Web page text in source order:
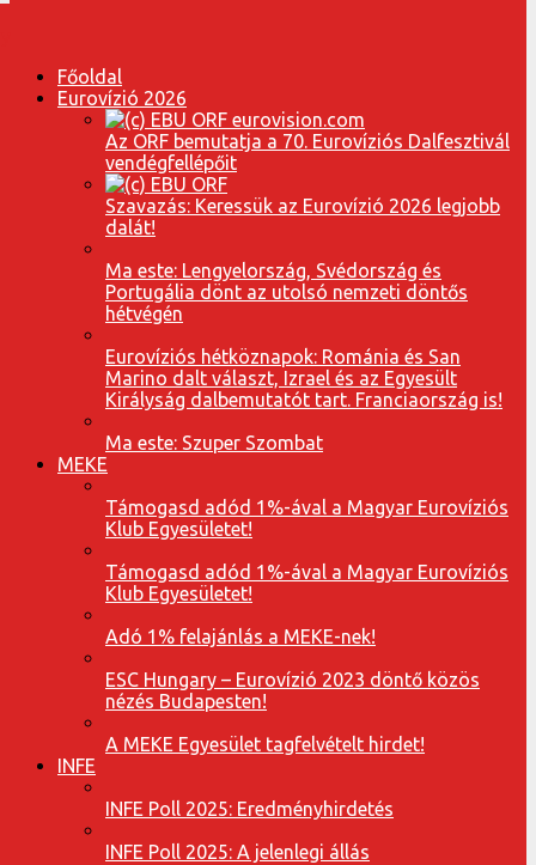
Főoldal
Eurovízió 2026
Az ORF bemutatja a 70. Eurovíziós Dalfesztivál
vendégfellépőit
Szavazás: Keressük az Eurovízió 2026 legjobb
dalát!
Ma este: Lengyelország, Svédország és
Portugália dönt az utolsó nemzeti döntős
hétvégén
Eurovíziós hétköznapok: Románia és San
Marino dalt választ, Izrael és az Egyesült
Királyság dalbemutatót tart. Franciaország is!
Ma este: Szuper Szombat
MEKE
Támogasd adód 1%-ával a Magyar Eurovíziós
Klub Egyesületet!
Támogasd adód 1%-ával a Magyar Eurovíziós
Klub Egyesületet!
Adó 1% felajánlás a MEKE-nek!
ESC Hungary – Eurovízió 2023 döntő közös
nézés Budapesten!
A MEKE Egyesület tagfelvételt hirdet!
INFE
INFE Poll 2025: Eredményhirdetés
INFE Poll 2025: A jelenlegi állás